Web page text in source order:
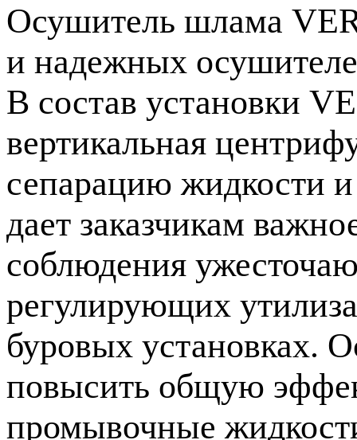
Осушитель шлама
и надежных
В состав установки
вертикальная
сепарацию жидкости
дает заказчикам
соблюдения
регулирующих
буровых установках.
повысить общую
промывочные